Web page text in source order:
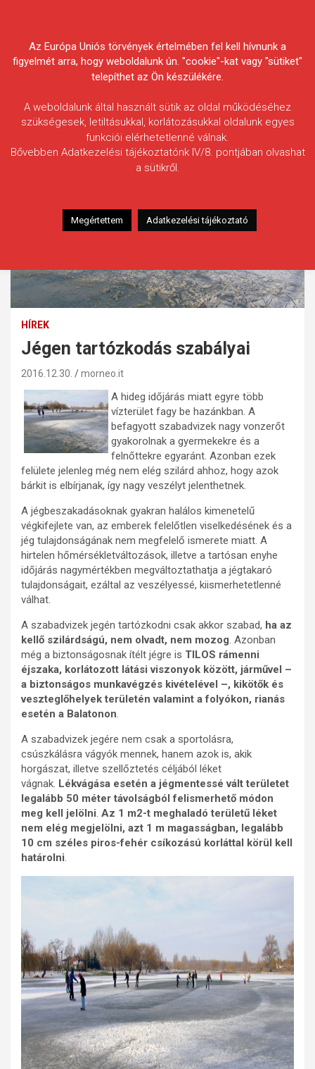
Egyesületek Szövetsége
HÍREK
Jégen tartózkodás szabályai
2016.12.30. morneo.it
A hideg időjárás miatt egyre több
vízterület fagy be hazánkban. A
befagyott szabadvizek nagy vonzerőt
gyakorolnak a gyermekekre és a
felnőttekre egyaránt. Azonban ezek
felülete jelenleg még nem elég szilárd ahhoz, hogy azok
bárkit is elbírjanak, így nagy veszélyt jelenthetnek.
A jégbeszakadásoknak gyakran halálos kimenetelű
végkifejlete van, az emberek felelőtlen viselkedésének és a
jég tulajdonságának nem megfelelő ismerete miatt. A
hirtelen hőmérsékletváltozások, illetve a tartósan enyhe
időjárás nagymértékben megváltoztathatja a jégtakaró
tulajdonságait, ezáltal az veszélyessé, kiismerhetetlenné
válhat.
A szabadvizek jegén tartózkodni csak akkor szabad, ha az
kellő szilárdságú, nem olvadt, nem mozog. Azonban
még a biztonságosnak ítélt jégre is TILOS rámenni
éjszaka, korlátozott látási viszonyok között, járművel –
a biztonságos munkavégzés kivételével –, kikötők és
veszteglőhelyek területén valamint a folyókon, rianás
esetén a Balatonon.
A szabadvizek jegére nem csak a sportolásra,
csúszkálásra vágyók mennek, hanem azok is, akik
horgászat, illetve szellőztetés céljából léket
vágnak. Lékvágása esetén a jégmentessé vált területet
legalább 50 méter távolságból felismerhető módon
meg kell jelölni. Az 1 m2-t meghaladó területű léket
nem elég megjelölni, azt 1 m magasságban, legalább
10 cm széles piros-fehér csíkozású korláttal körül kell
határolni.
Az Európa Uniós törvények értelmében fel kell hívnunk a
figyelmét arra, hogy weboldalunk ún. "cookie"-kat vagy "sütiket"
telepíthet az Ön készülékére.
A weboldalunk által használt sütik az oldal működéséhez
szükségesek, letiltásukkal, korlátozásukkal oldalunk egyes
funkciói elérhetetlenné válnak.
Bővebben Adatkezelési tájékoztatónk IV/8. pontjában olvashat
a sütikről.
Megértettem Adatkezelési tájékoztató